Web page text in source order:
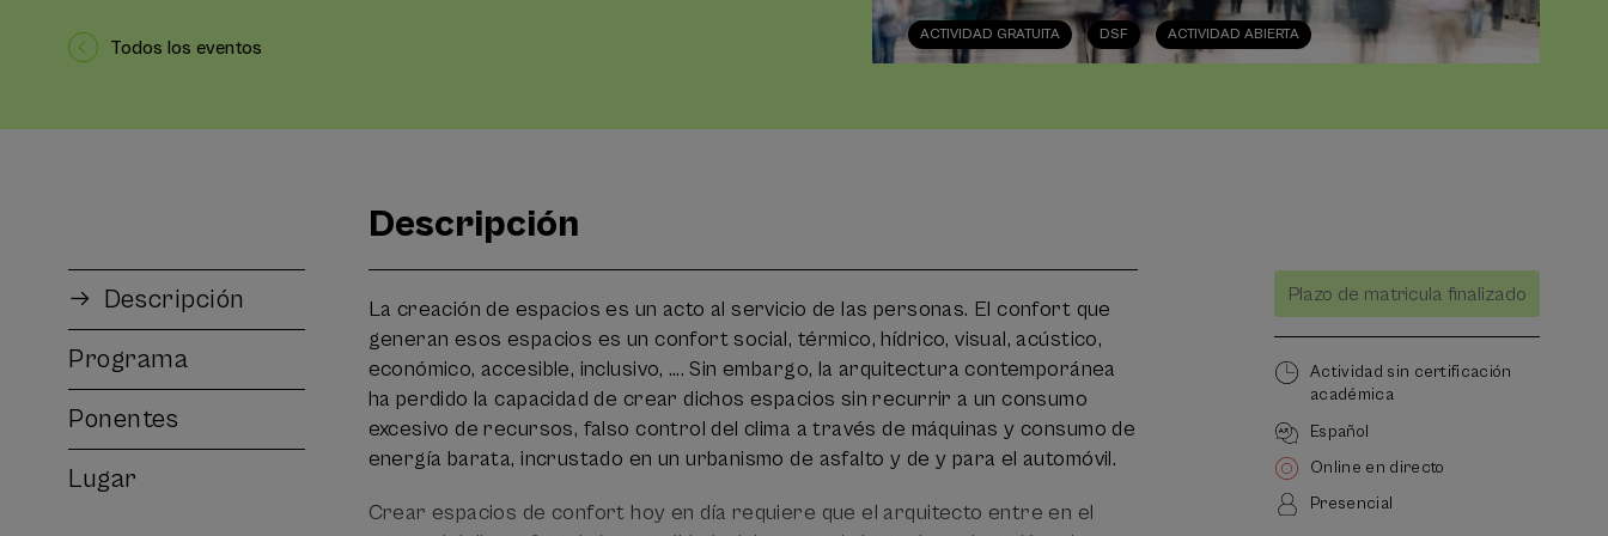
ACTIVIDAD GRATUITA DSF ACTIVIDAD ABIERTA
Todos los eventos
Descripción
Programa
Ponentes
Lugar
Descripción
La creación de espacios es un acto al servicio de las personas. El confort que
generan esos espacios es un confort social, térmico, hídrico, visual, acústico,
económico, accesible, inclusivo, …. Sin embargo, la arquitectura contemporánea
ha perdido la capacidad de crear dichos espacios sin recurrir a un consumo
excesivo de recursos, falso control del clima a través de máquinas y consumo de
energía barata, incrustado en un urbanismo de asfalto y de y para el automóvil.
Crear espacios de confort hoy en día requiere que el arquitecto entre en el
Fecha pasada
dePlazo de matricula finalizado
del
curso
Actividad sin certificación
académica
Español
Online en directo
Presencial